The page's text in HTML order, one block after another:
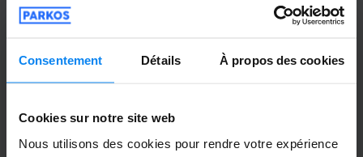
Consentement Détails À propos des cookies
Cookies sur notre site web
Nous utilisons des cookies pour rendre votre expérience
Garé du 31/07/2026 au 04/08/2026
Top je recommande
Top je recommande